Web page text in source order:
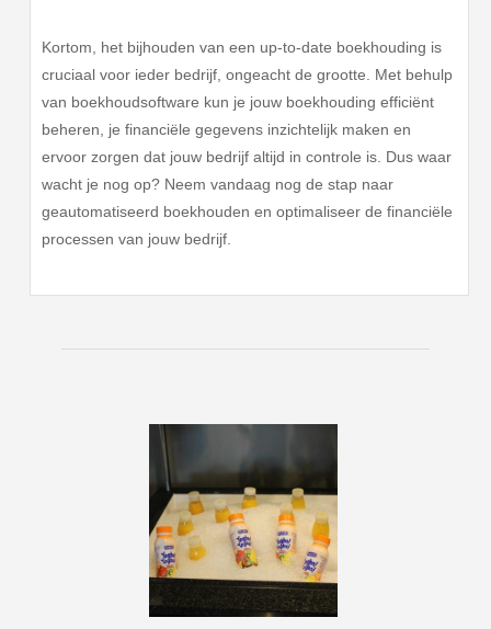
Kortom, het bijhouden van een up-to-date boekhouding is
cruciaal voor ieder bedrijf, ongeacht de grootte. Met behulp
van boekhoudsoftware kun je jouw boekhouding efficiënt
beheren, je financiële gegevens inzichtelijk maken en
ervoor zorgen dat jouw bedrijf altijd in controle is. Dus waar
wacht je nog op? Neem vandaag nog de stap naar
geautomatiseerd boekhouden en optimaliseer de financiële
processen van jouw bedrijf.